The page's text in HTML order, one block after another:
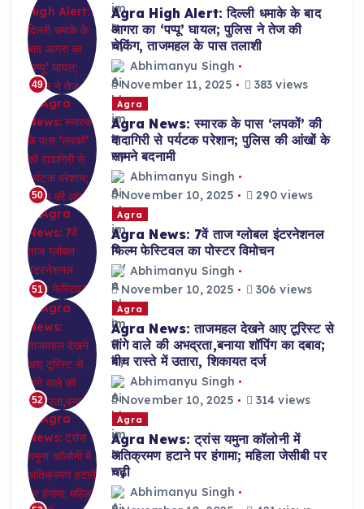
49
Agra High Alert: दिल्ली धमाके के बाद
आगरा का ‘पप्पू’ घायल; पुलिस ने तेज की
चेकिंग, ताजमहल के पास तलाशी
Abhimanyu Singh
November 11, 2025
383 views
50
Agra
Agra News: स्मारक के पास ‘लपकों’ की
दादागिरी से पर्यटक परेशान; पुलिस की आंखों के
सामने बदनामी
Abhimanyu Singh
November 10, 2025
290 views
51
Agra
Agra News: 7वें ताज ग्लोबल इंटरनेशनल
फिल्म फेस्टिवल का पोस्टर विमोचन
Abhimanyu Singh
November 10, 2025
306 views
52
Agra
Agra News: ताजमहल देखने आए टूरिस्ट से
तांगे वाले की अभद्रता,बनाया शॉपिंग का दबाव;
बीच रास्ते में उतारा, शिकायत दर्ज
Abhimanyu Singh
November 10, 2025
314 views
Agra
Agra News: ट्रांस यमुना कॉलोनी में
अतिक्रमण हटाने पर हंगामा; महिला जेसीबी पर
चढ़ी
Abhimanyu Singh